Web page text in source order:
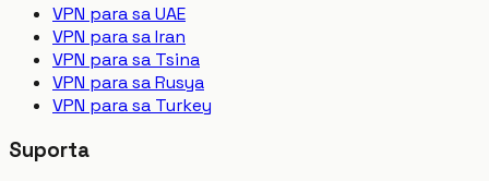
VPN para sa UAE
VPN para sa Iran
VPN para sa Tsina
VPN para sa Rusya
VPN para sa Turkey
Suporta